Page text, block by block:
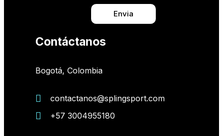
Envia
Contáctanos
Bogotá, Colombia
contactanos@splingsport.com
+57 3004955180